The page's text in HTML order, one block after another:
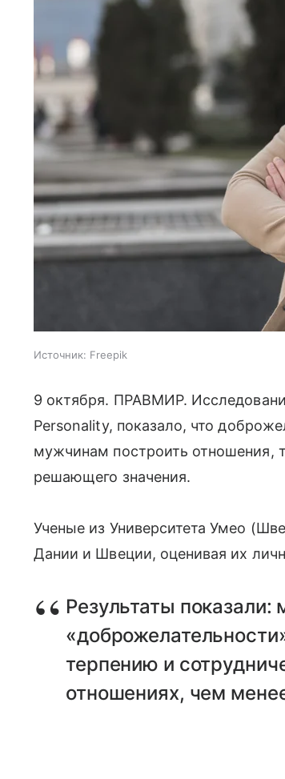
Источник: Freepik
9 октября. ПРАВМИР.
Personality, показало, что
мужчинам построить отношения,
решающего значения.
Ученые из Университета Умео
Дании и Швеции, оценивая их
Результаты
терпению и
отношениях, чем